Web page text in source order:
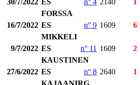
30/7/2022 ES n° 4 2140 1
FORSSA
16/7/2022 ES n° 9 1609 6
MIKKELI
9/7/2022 ES n° 11 1609 2
KAUSTINEN
27/6/2022 ES n° 8 2640 1
KAJAANIRG